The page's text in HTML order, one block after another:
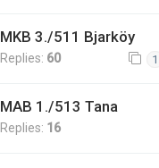
MKB 3./511 Bjarköy
Replies: 60 1
MAB 1./513 Tana
Replies: 16